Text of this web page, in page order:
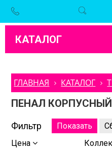
КАТАЛОГ
ГЛАВНАЯ КАТАЛОГ
ПЕНАЛ КОРПУСНЫЙ
Фильтр
Цена